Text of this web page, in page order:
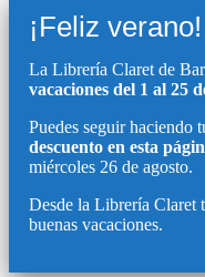
¡Feliz verano!
La Librería Claret de
vacaciones del 1 al 25
Puedes seguir haciendo
descuento en esta
miércoles 26 de agosto.
Desde la Librería Claret
buenas vacaciones.